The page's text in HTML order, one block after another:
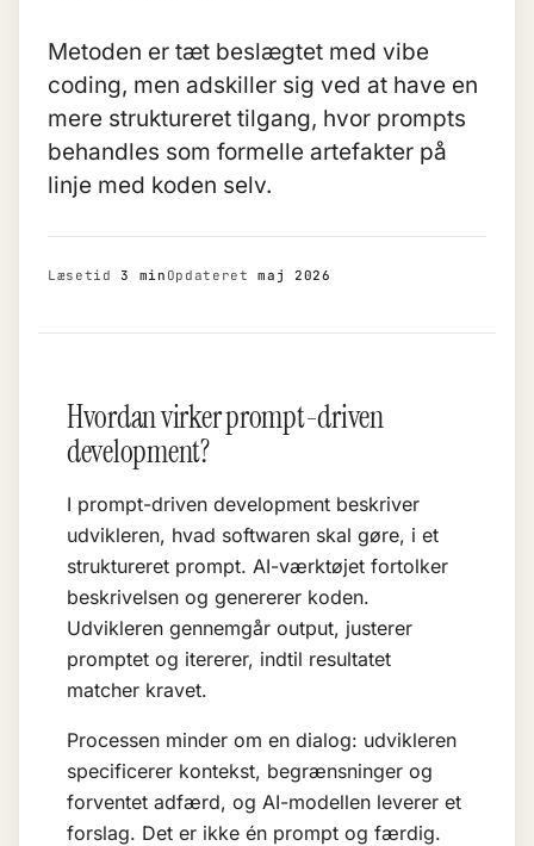
Metoden er tæt beslægtet med vibe
coding, men adskiller sig ved at have en
mere struktureret tilgang, hvor prompts
behandles som formelle artefakter på
linje med koden selv.
Læsetid3 min Opdateretmaj 2026
Hvordan virker prompt-driven
development?
I prompt-driven development beskriver
udvikleren, hvad softwaren skal gøre, i et
struktureret prompt. AI-værktøjet fortolker
beskrivelsen og genererer koden.
Udvikleren gennemgår output, justerer
promptet og itererer, indtil resultatet
matcher kravet.
Processen minder om en dialog: udvikleren
specificerer kontekst, begrænsninger og
forventet adfærd, og AI-modellen leverer et
forslag. Det er ikke én prompt og færdig.